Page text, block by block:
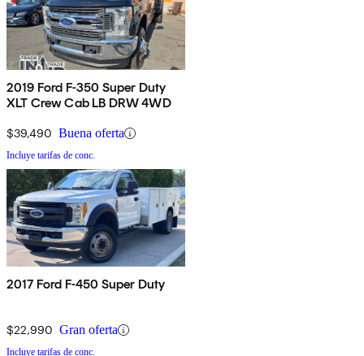
2019 Ford F-350 Super Duty
XLT Crew Cab LB DRW 4WD
$39,490 Buena oferta
Incluye tarifas de conc.
2017 Ford F-450 Super Duty
$22,990 Gran oferta
Incluye tarifas de conc.